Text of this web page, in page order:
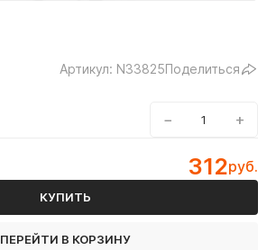
Артикул: N33825Поделиться
− +
312руб.
КУПИТЬ
ПЕРЕЙТИ В КОРЗИНУ